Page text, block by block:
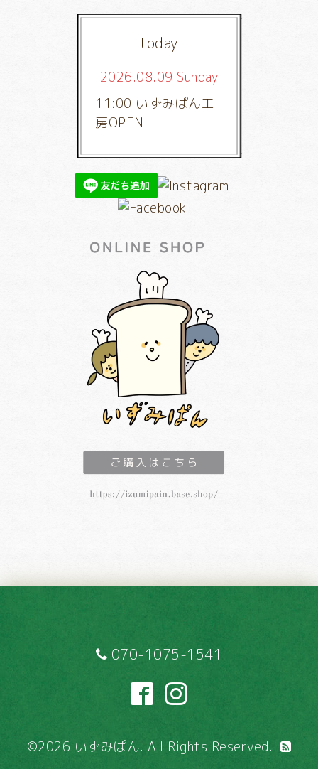
today
2026.08.09 Sunday
11:00 いずみぱん工
房OPEN
070-1075-1541
©2026 いずみぱん. All Rights Reserved.